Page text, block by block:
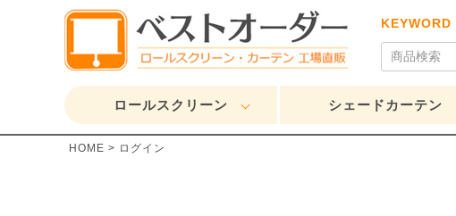
KEYWORD
ロールスクリーン シェードカーテン
HOME ログイン